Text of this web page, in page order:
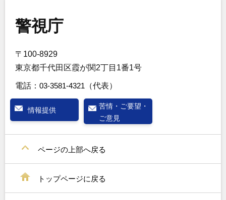
警視庁
〒100-8929
東京都千代田区霞が関2丁目1番1号
電話： 03-3581-4321 （代表）
情報提供
苦情・ご要望・
ご意見
ページの上部へ戻る
トップページに戻る